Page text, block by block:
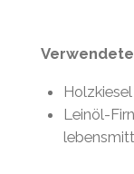
Leinöl-